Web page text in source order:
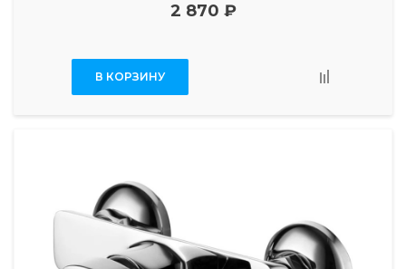
2 870 ₽
В КОРЗИНУ